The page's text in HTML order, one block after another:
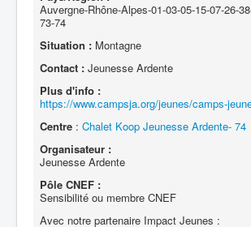
Auvergne-Rhône-Alpes-01-03-05-15-07-26-
73-74
Situation : Montagne
Contact : Jeunesse Ardente
Plus d'info :
https://www.campsja.org/jeunes/camps-
Centre : Chalet Koop Jeunesse Ardente- 74
Organisateur :
Jeunesse Ardente
Pôle CNEF :
Sensibilité ou membre CNEF
Avec notre partenaire Impact Jeunes :